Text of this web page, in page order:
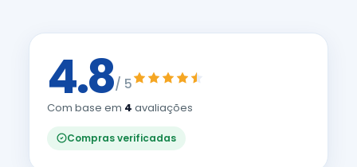
4.8/ 5
Com base em 4 avaliações
Compras verificadas